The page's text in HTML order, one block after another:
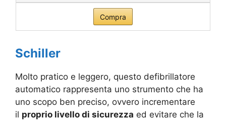
Compra
Schiller
Molto pratico e leggero, questo defibrillatore
automatico rappresenta uno strumento che ha
uno scopo ben preciso, ovvero incrementare
il proprio livello di sicurezza ed evitare che la